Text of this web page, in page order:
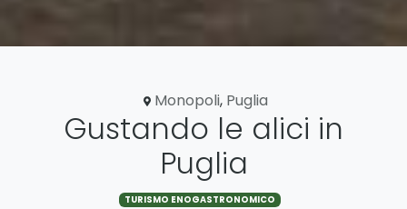
Monopoli, Puglia
Gustando le alici in
Puglia
TURISMO ENOGASTRONOMICO